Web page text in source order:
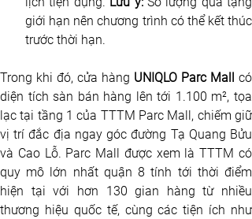
giới hạn nên chương trình có thể kết thúc
trước thời hạn.
Trong khi đó, cửa hàng UNIQLO Parc Mall có
diện tích sàn bán hàng lên tới 1.100 m², tọa
lạc tại tầng 1 của TTTM Parc Mall, chiếm giữ
vị trí đắc địa ngay góc đường Tạ Quang Bửu
và Cao Lỗ. Parc Mall được xem là TTTM có
quy mô lớn nhất quận 8 tính tới thời điểm
hiện tại với hơn 130 gian hàng từ nhiều
thương hiệu quốc tế, cùng các tiện ích như